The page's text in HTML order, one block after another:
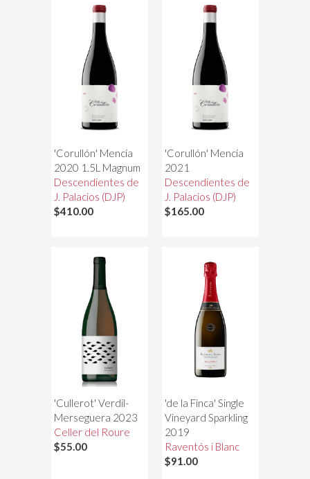
'Corullón' Mencía
2020 1.5L Magnum
Descendientes de
J. Palacios (DJP)
$410.00
'Corullón' Mencía
2021
Descendientes de
J. Palacios (DJP)
$165.00
'Cullerot' Verdil-
Merseguera 2023
Celler del Roure
$55.00
'de la Finca' Single
Vineyard Sparkling
2019
Raventós i Blanc
$91.00